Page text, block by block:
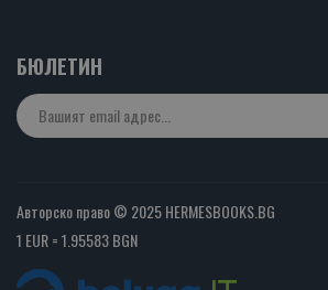
БЮЛЕТИН
Авторско право © 2025 HERMESBOOKS.BG
1 EUR = 1.95583 BGN